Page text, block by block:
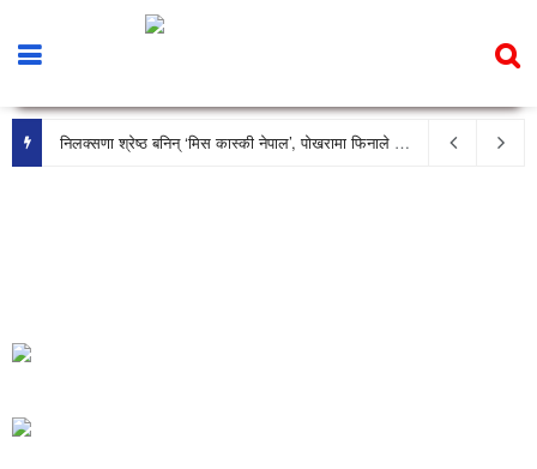
निलक्सणा श्रेष्ठ बनिन् ‘मिस कास्की नेपाल’, पोखरामा फिनाले भव्य रूपमा सम्पन्न